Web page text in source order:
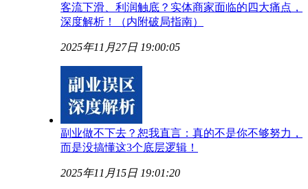
客流下滑、利润触底？实体商家面临的四大痛点，
深度解析！（内附破局指南）
2025年11月27日 19:00:05
副业做不下去？恕我直言：真的不是你不够努力，
而是没搞懂这3个底层逻辑！
2025年11月15日 19:01:20